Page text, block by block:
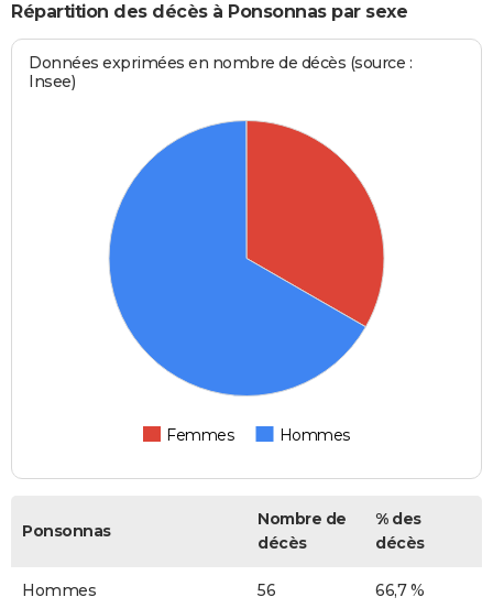
Répartition des décès à Ponsonnas par sexe
Données exprimées en nombre de décès (source :
Insee)
Femmes Hommes
Ponsonnas
Nombre de
décès
% des
décès
Hommes 56 66,7 %